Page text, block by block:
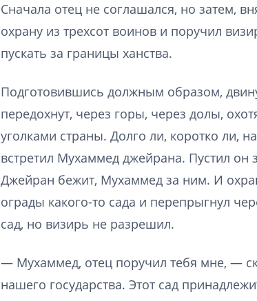
Сначала отец не соглашался, но затем,
охрану из трехсот воинов и поручил
пускать за границы ханства.
Подготовившись должным образом,
передохнут, через горы, через долы,
уголками страны. Долго ли, коротко ли,
встретил Мухаммед джейрана. Пустил
Джейран бежит, Мухаммед за ним. И
ограды какого-то сада и перепрыгнул
сад, но визирь не разрешил.
— Мухаммед, отец поручил тебя мне, —
нашего государства. Этот сад